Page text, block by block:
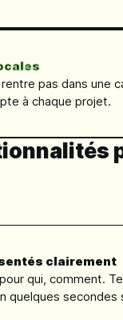
pas dans une
à chaque projet.
clairement
qui, comment.
quelques secondes